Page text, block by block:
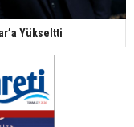
Yükseltti